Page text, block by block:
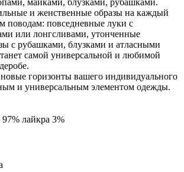
и женственные образы на каждый
поводам: повседневные луки с
или лонгсливами, утонченные
с рубашками, блузками и атласными
самой универсальной и любимой
горизонты вашего индивидуального
и универсальным элементом одежды.
97% лайкра 3%